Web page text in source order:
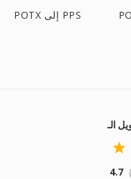
POTX إلى PPS
4.7